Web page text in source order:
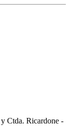
Ctda. Ricardone -